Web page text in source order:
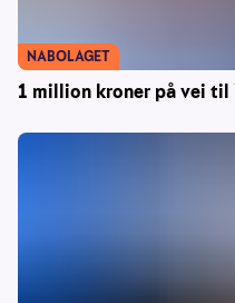
1 million kroner på vei
NABOLAGET